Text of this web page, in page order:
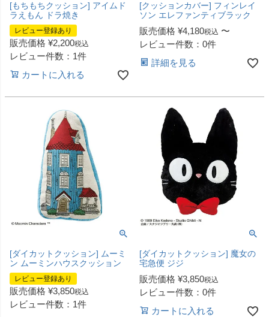
[もちもちクッション] アイムド
ラえもん ドラ焼き
レビュー登録あり
販売価格 ¥2,200税込
レビュー件数：1件
カートに入れる
[クッションカバー] フィンレイ
ソン エレファンティブラック
販売価格 ¥4,180税込 〜
レビュー件数：0件
詳細を見る
[ダイカットクッション] ムーミ
ン ムーミンハウスクッション
レビュー登録あり
販売価格 ¥3,850税込
レビュー件数：1件
[ダイカットクッション] 魔女の
宅急便 ジジ
販売価格 ¥3,850税込
レビュー件数：0件
カートに入れる